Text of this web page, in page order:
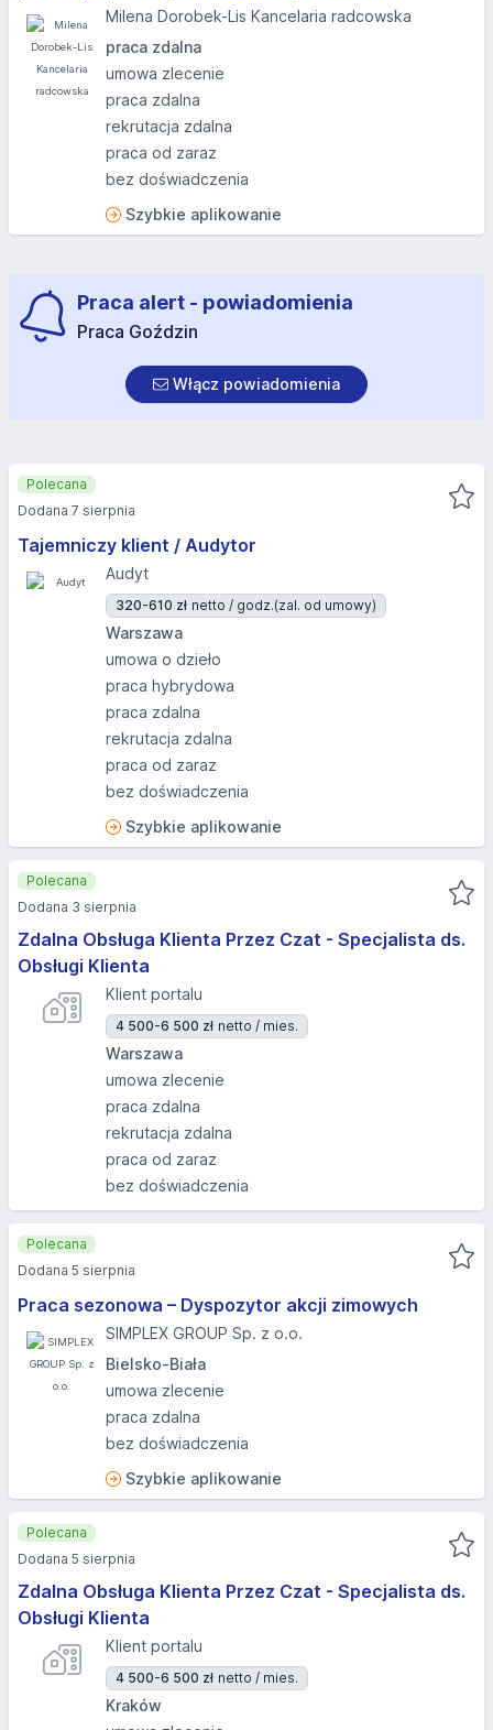
Milena Dorobek-Lis Kancelaria radcowska
praca zdalna
umowa zlecenie
praca zdalna
rekrutacja zdalna
praca od zaraz
bez doświadczenia
Szybkie aplikowanie
Praca alert - powiadomienia
Praca Goździn
Włącz powiadomienia
Tajemniczy klient / Audytor
Audyt
320-610 zł netto / godz.(zal. od umowy)
Warszawa
umowa o dzieło
praca hybrydowa
praca zdalna
rekrutacja zdalna
praca od zaraz
bez doświadczenia
Szybkie aplikowanie
Polecana
Dodana 7 sierpnia
Zdalna Obsługa Klienta Przez Czat - Specjalista ds.
Obsługi Klienta
Klient portalu
4 500-6 500 zł netto / mies.
Warszawa
umowa zlecenie
praca zdalna
rekrutacja zdalna
praca od zaraz
bez doświadczenia
Polecana
Dodana 3 sierpnia
Praca sezonowa – Dyspozytor akcji zimowych
SIMPLEX GROUP Sp. z o.o.
Bielsko-Biała
umowa zlecenie
praca zdalna
bez doświadczenia
Szybkie aplikowanie
Polecana
Dodana 5 sierpnia
Zdalna Obsługa Klienta Przez Czat - Specjalista ds.
Obsługi Klienta
Klient portalu
4 500-6 500 zł netto / mies.
Kraków
Polecana
Dodana 5 sierpnia